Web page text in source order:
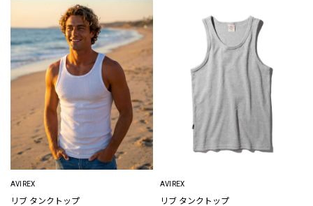
AVIREX
リブ タンクトップ
AVIREX
リブ タンクトップ